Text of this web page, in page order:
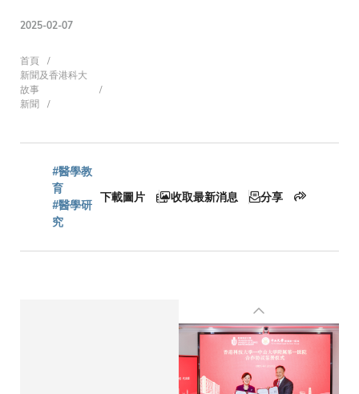
2025-02-07
導
航
連
結
首頁
新聞及香港科大
故事
新聞
#醫學教
育
#醫學研
究
下載圖片 收取最新消息 分享